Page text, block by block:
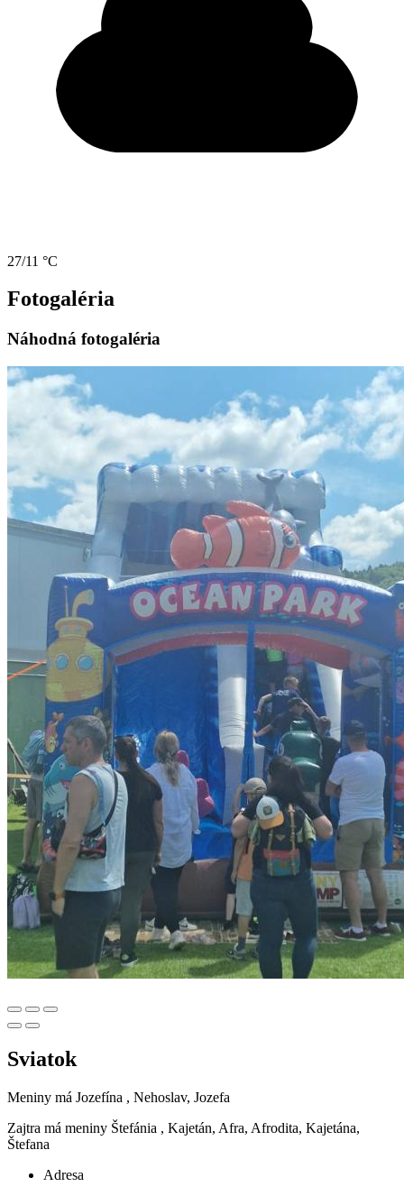
27/11 °C
Fotogaléria
Náhodná fotogaléria
Sviatok
Meniny má Jozefína , Nehoslav, Jozefa
Zajtra má meniny Štefánia , Kajetán, Afra, Afrodita, Kajetána,
Štefana
Adresa